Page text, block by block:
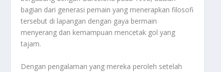
bagian dari generasi pemain yang menerapkan filosofi
tersebut di lapangan dengan gaya bermain
menyerang dan kemampuan mencetak gol yang
tajam.
Dengan pengalaman yang mereka peroleh setelah